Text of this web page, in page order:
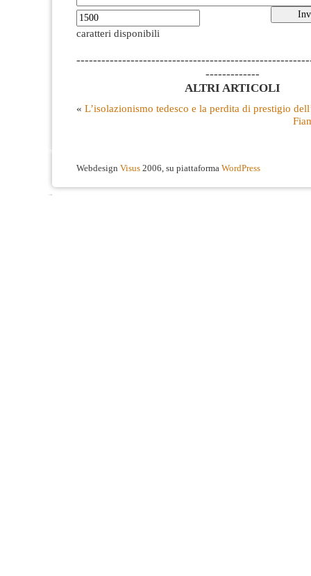
caratteri disponibili
-------------
ALTRI ARTICOLI
« L’isolazionismo tedesco e la perdita di prestigio
Webdesign Visus 2006, su piattaforma WordPress